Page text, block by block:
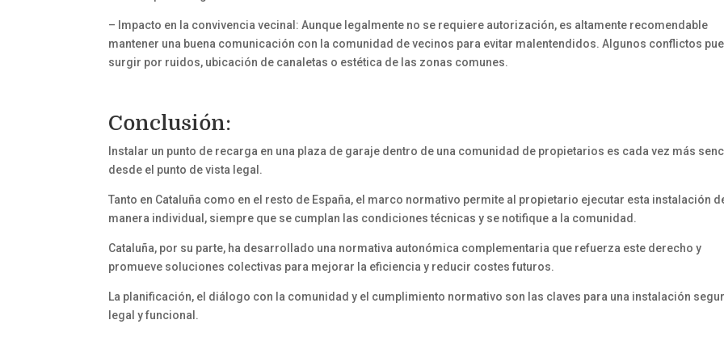
– Impacto en la convivencia vecinal: Aunque legalmente no se requiere autorización, es altamente recomendable
mantener una buena comunicación con la comunidad de vecinos para evitar malentendidos. Algunos conflictos
surgir por ruidos, ubicación de canaletas o estética de las zonas comunes.
Conclusión:
Instalar un punto de recarga en una plaza de garaje dentro de una comunidad de propietarios es cada vez más
desde el punto de vista legal.
Tanto en Cataluña como en el resto de España, el marco normativo permite al propietario ejecutar esta instalación
manera individual, siempre que se cumplan las condiciones técnicas y se notifique a la comunidad.
Cataluña, por su parte, ha desarrollado una normativa autonómica complementaria que refuerza este derecho y
promueve soluciones colectivas para mejorar la eficiencia y reducir costes futuros.
La planificación, el diálogo con la comunidad y el cumplimiento normativo son las claves para una instalación
legal y funcional.